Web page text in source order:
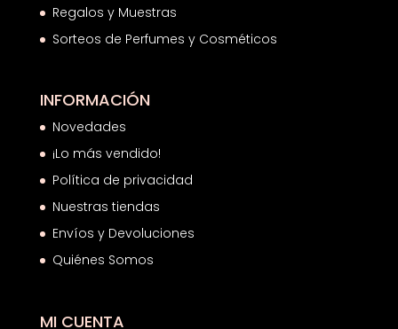
Regalos y Muestras
Sorteos de Perfumes y Cosméticos
INFORMACIÓN
Novedades
¡Lo más vendido!
Política de privacidad
Nuestras tiendas
Envíos y Devoluciones
Quiénes Somos
MI CUENTA